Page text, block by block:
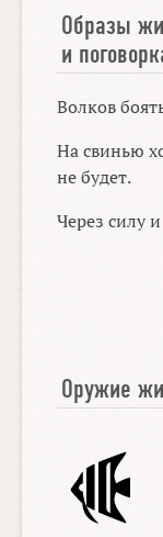
Образы
и
Волков
На свинью
не будет.
Через силу
Оружие